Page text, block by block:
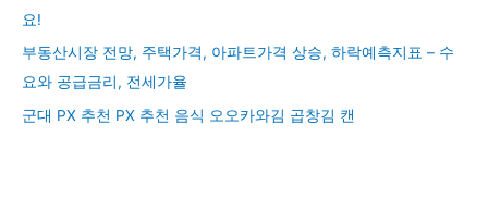
요!
부동산시장 전망, 주택가격, 아파트가격 상승, 하락예측지표 – 수
요와 공급금리, 전세가율
군대 PX 추천 PX 추천 음식 오오카와김 곱창김 캔